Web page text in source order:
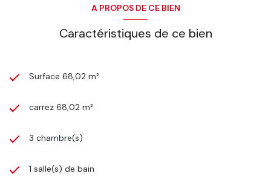
A PROPOS DE CE BIEN
Caractéristiques de ce bien
Surface 68,02 m²
carrez 68,02 m²
3 chambre(s)
1 salle(s) de bain